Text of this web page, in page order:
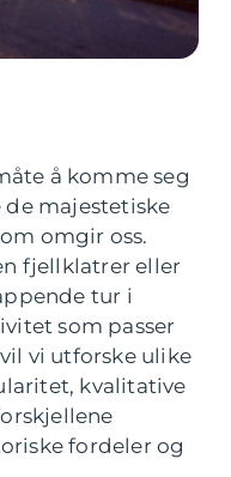
å komme seg
majestetiske
omgir oss.
fjellklatrer eller
tur i
som passer
vi utforske ulike
kvalitative
fordeler og